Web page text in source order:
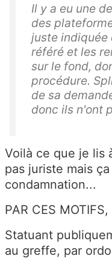
Il y a eu une
des
juste indiquée
référé et les
sur le fond,
procédure.
de sa
donc ils n'ont
Voilà ce que je lis
pas juriste mais
condamnation...
PAR CES MOTIFS,
Statuant
au greffe, par